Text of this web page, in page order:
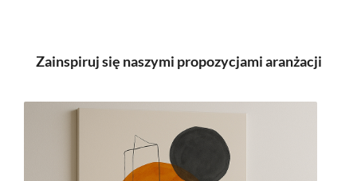
Zainspiruj się naszymi propozycjami aranżacji